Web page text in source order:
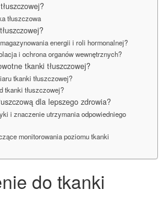
tłuszczowa
energii i roli hormonalnej?
i ochrona organów wewnętrznych?
tkanki tłuszczowej?
tkanki tłuszczowej?
tkanki tłuszczowej?
dla lepszego zdrowia?
i znaczenie utrzymania odpowiedniego
monitorowania poziomu tkanki
do tkanki